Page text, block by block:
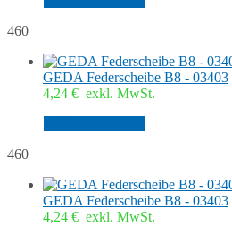
460
GEDA Federscheibe B8 - 03403
4,24 € exkl. MwSt.
460
GEDA Federscheibe B8 - 03403
4,24 € exkl. MwSt.